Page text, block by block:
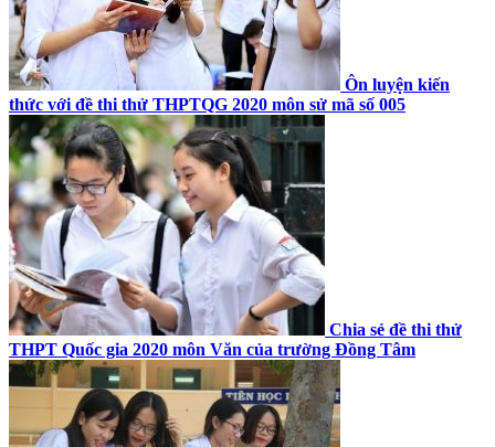
Ôn luyện kiến
thức với đề thi thử THPTQG 2020 môn sử mã số 005
Chia sẻ đề thi thử
THPT Quốc gia 2020 môn Văn của trường Đồng Tâm